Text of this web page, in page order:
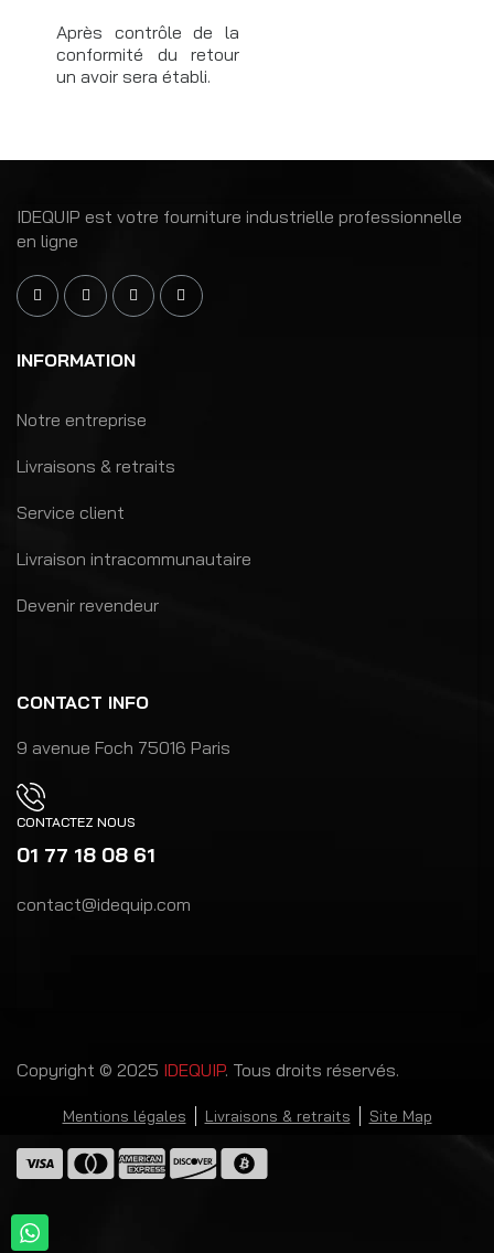
Après contrôle de la
conformité du retour
un avoir sera établi.
IDEQUIP est votre fourniture industrielle professionnelle
en ligne
INFORMATION
Notre entreprise
Livraisons & retraits
Service client
Livraison intracommunautaire
Devenir revendeur
CONTACT INFO
9 avenue Foch 75016 Paris
CONTACTEZ NOUS
01 77 18 08 61
contact@idequip.com
Copyright © 2025 IDEQUIP. Tous droits réservés.
Mentions légales Livraisons & retraits Site Map